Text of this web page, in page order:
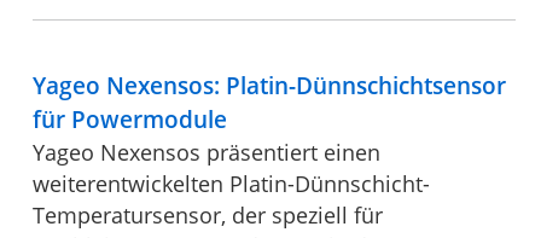
Yageo Nexensos: Platin-Dünnschichtsensor
für Powermodule
Yageo Nexensos präsentiert einen
weiterentwickelten Platin-Dünnschicht-
Temperatursensor, der speziell für